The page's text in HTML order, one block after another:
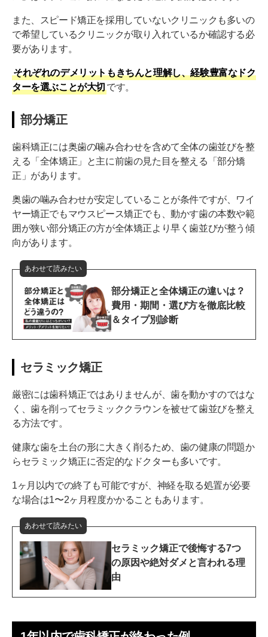
また、スピード矯正を採用していないクリニックも多いの
で希望しているクリニックが取り入れているか確認する必
要があります。
それぞれのデメリットもきちんと理解し、経験豊富なドク
ターを選ぶことが大切 です。
部分矯正
歯科矯正には奥歯の噛み合わせを含めて全体の歯並びを整
える「全体矯正」と主に前歯の見た目を整える「部分矯
正」があります。
奥歯の噛み合わせが安定していることが条件ですが、ワイ
ヤー矯正でもマウスピース矯正でも、動かす歯の本数や範
囲が狭い部分矯正の方が全体矯正より早く歯並びが整う傾
向があります。
あわせて読みたい
部分矯正と全体矯正の違いは？
費用・期間・選び方を徹底比較
＆タイプ別診断
セラミック矯正
厳密には歯科矯正ではありませんが、歯を動かすのではな
く、歯を削ってセラミッククラウンを被せて歯並びを整え
る方法です。
健康な歯を土台の形に大きく削るため、歯の健康の問題か
らセラミック矯正に否定的なドクターも多いです。
1ヶ月以内での終了も可能ですが、神経を取る処置が必要
な場合は1〜2ヶ月程度かかることもあります。
あわせて読みたい
セラミック矯正で後悔する7つ
の原因や絶対ダメと言われる理
由